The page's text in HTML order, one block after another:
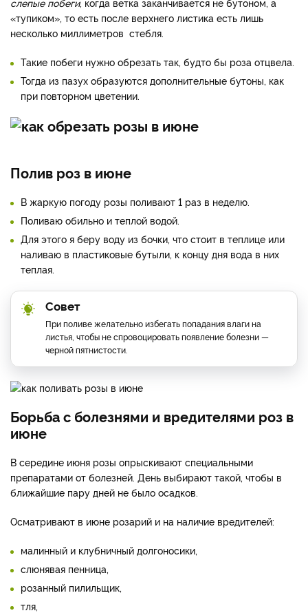
«тупиком», то есть после верхнего листика есть лишь
несколько миллиметров стебля.
Такие побеги нужно обрезать так, будто бы роза отцвела.
Тогда из пазух образуются дополнительные бутоны, как
при повторном цветении.
Полив роз в июне
В жаркую погоду розы поливают 1 раз в неделю.
Поливаю обильно и теплой водой.
Для этого я беру воду из бочки, что стоит в теплице или
наливаю в пластиковые бутыли, к концу дня вода в них
теплая.
Совет
При поливе желательно избегать попадания влаги на
листья, чтобы не спровоцировать появление болезни —
черной пятнистости.
Борьба с болезнями и вредителями роз в
июне
В середине июня розы опрыскивают специальными
препаратами от болезней. День выбирают такой, чтобы в
ближайшие пару дней не было осадков.
Осматривают в июне розарий и на наличие вредителей:
малинный и клубничный долгоносики,
слюнявая пенница,
розанный пилильщик,
тля,